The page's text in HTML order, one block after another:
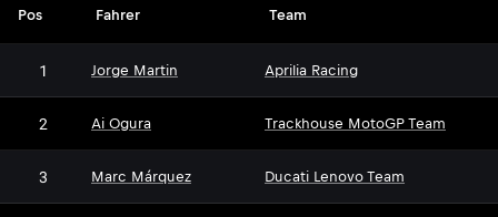
Pos Fahrer Team
1 Jorge Martin Aprilia Racing
2 Ai Ogura Trackhouse MotoGP Team
3 Marc Márquez Ducati Lenovo Team